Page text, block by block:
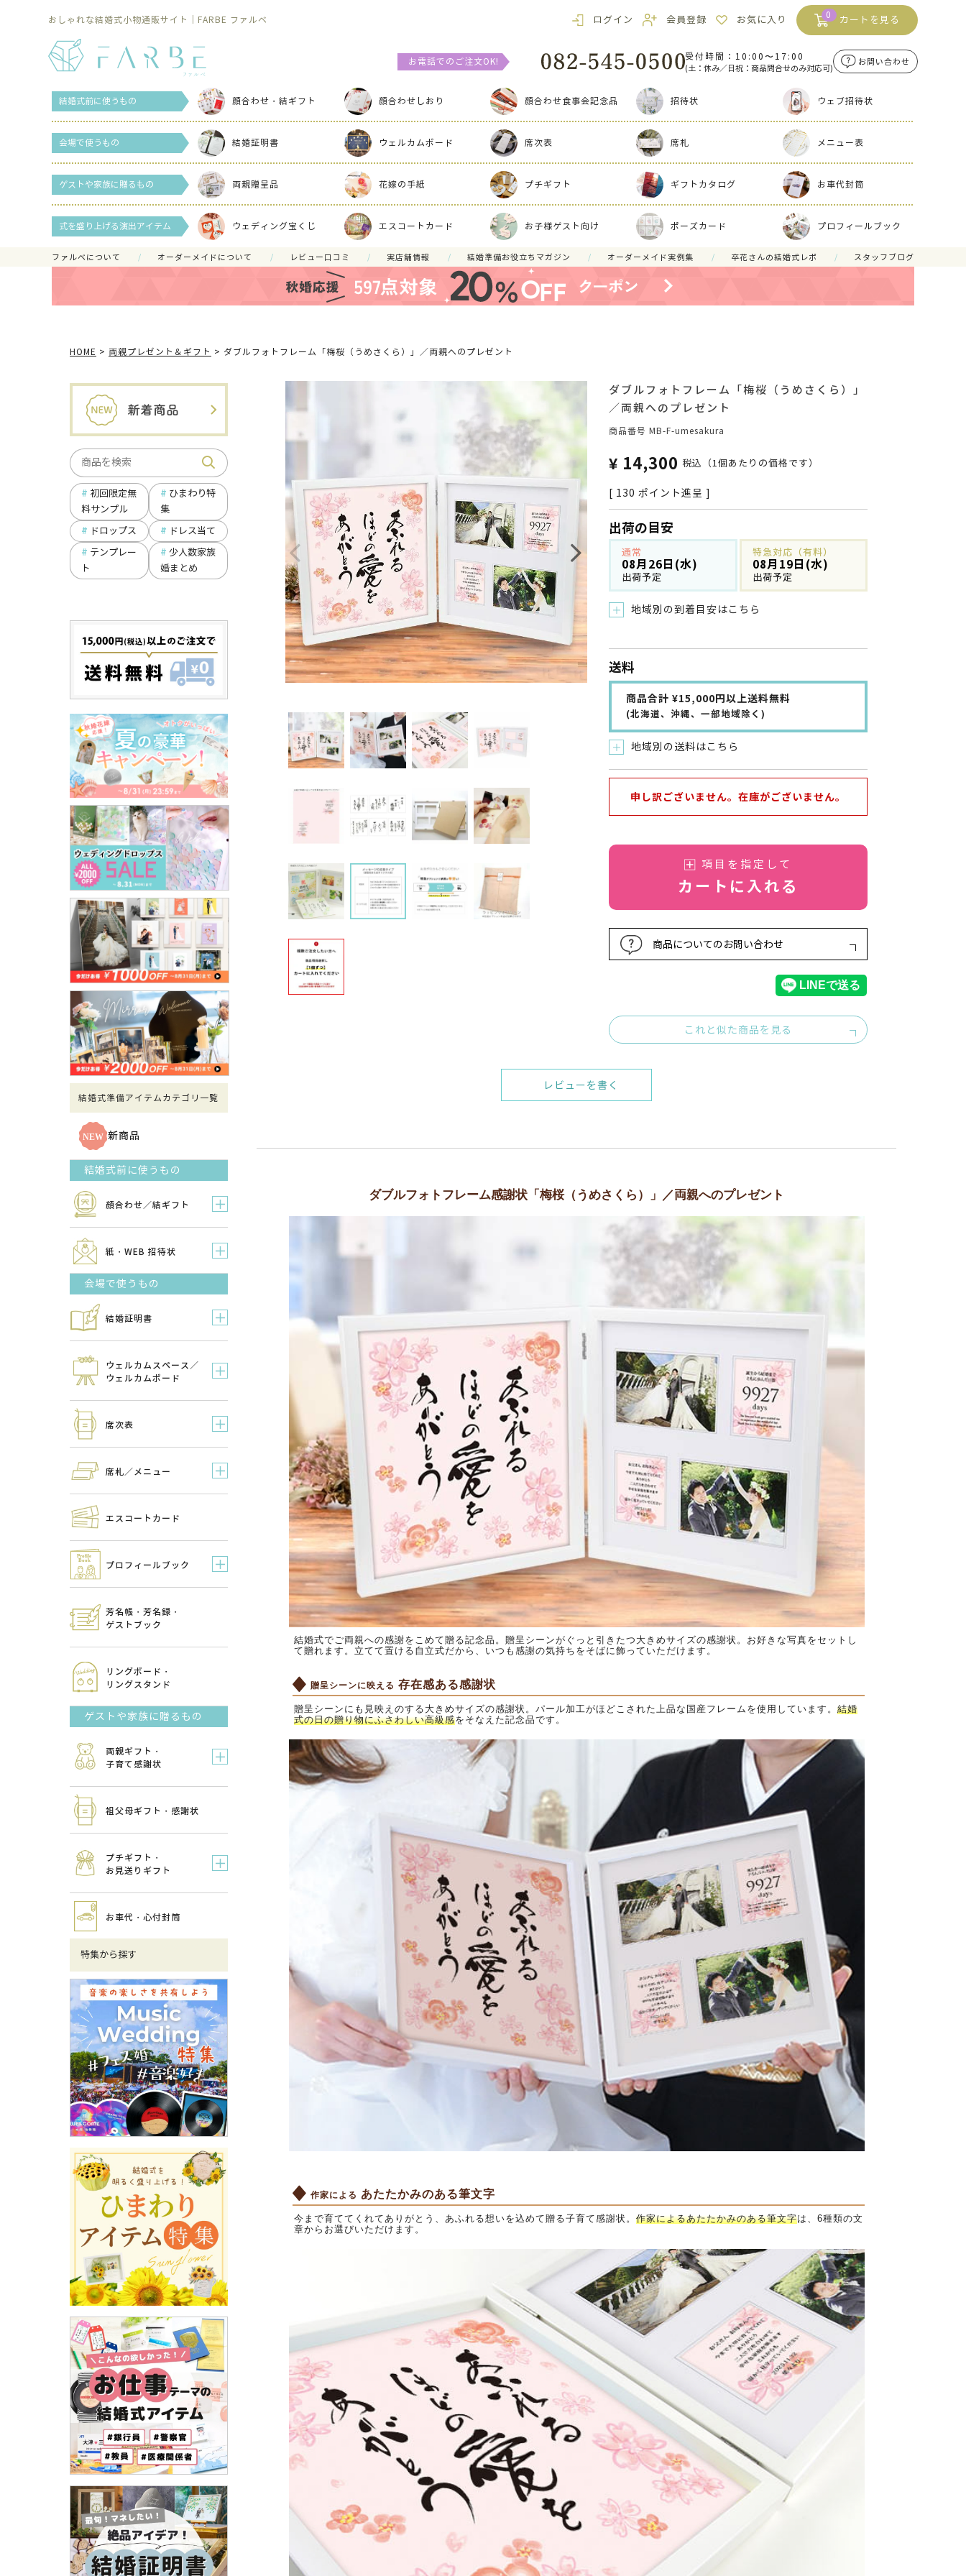
おしゃれな結婚式小物通販サイト｜FARBE ファルベ ログイン 会員登録 お気に入り 0 カートを見る
お電話でのご注文OK! 受付時間：10:00〜17:00
(土：休み／日祝：商品問合せのみ対応可)
お問い合わせ
結婚式前に使うもの 顔合わせ・結ギフト 顔合わせしおり 顔合わせ食事会記念品 招待状 ウェブ招待状
会場で使うもの 結婚証明書 ウェルカムボード 席次表 席札 メニュー表
ゲストや家族に贈るもの 両親贈呈品 花嫁の手紙 プチギフト ギフトカタログ お車代封筒
式を盛り上げる演出アイテム ウェディング宝くじ エスコートカード お子様ゲスト向け ポーズカード プロフィールブック
ファルべについて オーダーメイドについて レビュー口コミ 実店舗情報 結婚準備お役立ちマガジン オーダーメイド実例集 卒花さんの結婚式レポ スタッフブログ
HOME 両親プレゼント＆ギフト ダブルフォトフレーム「梅桜（うめさくら）」／両親へのプレゼント
初回限定無
料サンプル
ひまわり特
集
ドロップス
ドレス当て
テンプレー
ト
少人数家族
婚まとめ
結婚式準備アイテムカテゴリ一覧
新商品
結婚式前に使うもの
顔合わせ／結ギフト
紙・WEB 招待状
会場で使うもの
結婚証明書
ウェルカムスペース／
ウェルカムボード
席次表
席札／メニュー
エスコートカード
プロフィールブック
芳名帳・芳名録・
ゲストブック
リングボード・
リングスタンド
ゲストや家族に贈るもの
両親ギフト・
子育て感謝状
祖父母ギフト・感謝状
プチギフト・
お見送りギフト
お車代・心付封筒
特集から探す
ダブルフォトフレーム「梅桜（うめさくら）」
／両親へのプレゼント
商品番号 MB-F-umesakura
¥ 14,300 税込 （1個あたりの価格です）
[ 130 ポイント進呈 ]
出荷の目安
通常
08月26日(水)
出荷予定
特急対応（有料）
08月19日(水)
出荷予定
＋ 地域別の到着目安はこちら
送料
商品合計 ¥15,000円以上送料無料
(北海道、沖縄、一部地域除く)
＋ 地域別の送料はこちら
申し訳ございません。在庫がございません。
項目を指定して
カートに入れる
商品についてのお問い合わせ
これと似た商品を見る
レビューを書く
ダブルフォトフレーム感謝状「梅桜（うめさくら）」／両親へのプレゼント
結婚式でご両親への感謝をこめて贈る記念品。贈呈シーンがぐっと引きたつ大きめサイズの感謝状。お好きな写真をセットし
て贈れます。立てて置ける自立式だから、いつも感謝の気持ちをそばに飾っていただけます。
贈呈シーンに映える 存在感ある感謝状
贈呈シーンにも見映えのする大きめサイズの感謝状。パール加工がほどこされた上品な国産フレームを使用しています。 結婚
式の日の贈り物にふさわしい高級感をそなえた記念品です。
作家による あたたかみのある筆文字
今まで育ててくれてありがとう、あふれる想いを込めて贈る子育て感謝状。 作家によるあたたかみのある筆文字は、6種類の文
章からお選びいただけます。